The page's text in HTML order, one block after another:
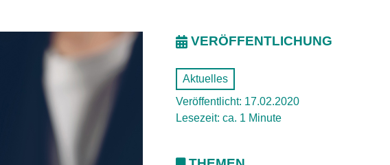
VERÖFFENTLICHUNG
Aktuelles
Veröffentlicht: 17.02.2020
Lesezeit: ca. 1 Minute